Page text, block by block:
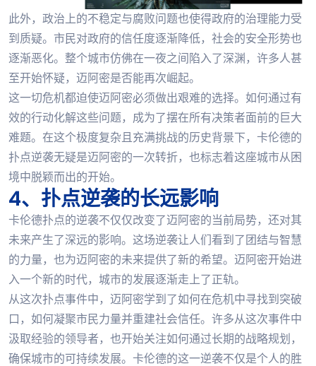
此外，政治上的不稳定与腐败问题也使得政府的治理能力受
到质疑。市民对政府的信任度逐渐降低，社会的安全形势也
逐渐恶化。整个城市仿佛在一夜之间陷入了深渊，许多人甚
至开始怀疑，迈阿密是否能再次崛起。
这一切危机都迫使迈阿密必须做出艰难的选择。如何通过有
效的行动化解这些问题，成为了摆在所有决策者面前的巨大
难题。在这个极度复杂且充满挑战的历史背景下，卡伦德的
扑点逆袭无疑是迈阿密的一次转折，也标志着这座城市从困
境中脱颖而出的开始。
4、扑点逆袭的长远影响
卡伦德扑点的逆袭不仅仅改变了迈阿密的当前局势，还对其
未来产生了深远的影响。这场逆袭让人们看到了团结与智慧
的力量，也为迈阿密的未来提供了新的希望。迈阿密开始进
入一个新的时代，城市的发展逐渐走上了正轨。
从这次扑点事件中，迈阿密学到了如何在危机中寻找到突破
口，如何凝聚市民力量并重建社会信任。许多从这次事件中
汲取经验的领导者，也开始关注如何通过长期的战略规划，
确保城市的可持续发展。卡伦德的这一逆袭不仅是个人的胜